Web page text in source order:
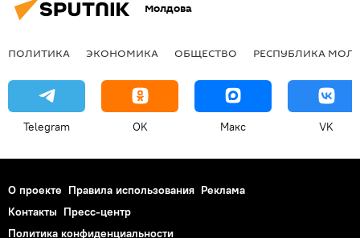
Молдова
ПОЛИТИКА ЭКОНОМИКА ОБЩЕСТВО РЕСПУБЛИКА
Telegram OK Макс VK
О проекте Правила использования Реклама
Контакты Пресс-центр
Политика конфиденциальности